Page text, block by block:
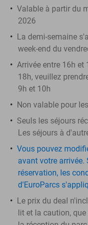
Valable à partir du
2026
La demi-semaine
week-end du
Arrivée entre 16h
18h, veuillez
9h et 10h
Non valable pour
Seuls les séjours
Les séjours à
Vous pouvez
avant votre
réservation, les
d'EuroParcs
Le prix du deal
lit et la caution, que